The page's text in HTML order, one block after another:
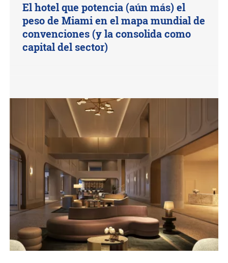
El hotel que potencia (aún más) el
peso de Miami en el mapa mundial de
convenciones (y la consolida como
capital del sector)